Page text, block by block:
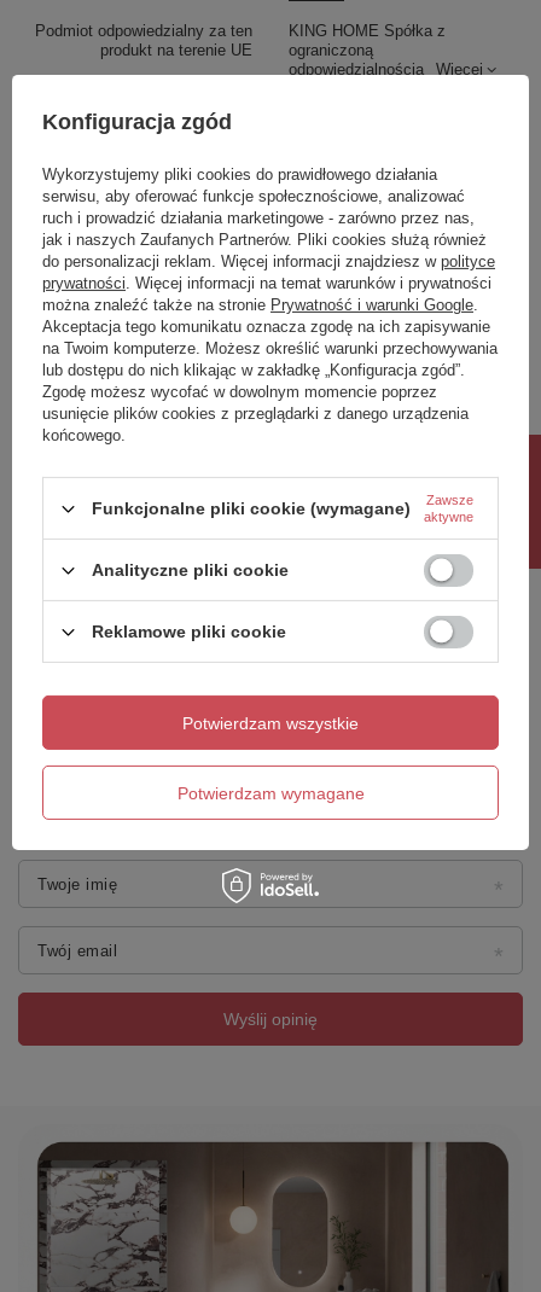
Podmiot odpowiedzialny za ten
produkt na terenie UE
KING HOME Spółka z
ograniczoną
odpowiedzialnością
Więcej
Szerokość 28
glebokosc 15
Potrzebujesz pomocy? Masz pytania?
Zadaj pytanie a my odpowiemy niezwłocznie,
najciekawsze pytania i odpowiedzi publikując
dla innych.
Zadaj pytanie
Twoja ocena:
5/5
Twoje imię
Twój email
Wyślij opinię
Konfiguracja zgód
Wykorzystujemy pliki cookies do prawidłowego działania
serwisu, aby oferować funkcje społecznościowe, analizować
ruch i prowadzić działania marketingowe - zarówno przez nas,
jak i naszych Zaufanych Partnerów. Pliki cookies służą również
do personalizacji reklam. Więcej informacji znajdziesz w polityce
prywatności . Więcej informacji na temat warunków i prywatności
można znaleźć także na stronie Prywatność i warunki Google
Akceptacja tego komunikatu oznacza zgodę na ich zapisywanie
na Twoim komputerze. Możesz określić warunki przechowywania
lub dostępu do nich klikając w zakładkę „Konfiguracja zgód”.
Zgodę możesz wycofać w dowolnym momencie poprzez
usunięcie plików cookies z przeglądarki z danego urządzenia
końcowego.
Funkcjonalne pliki cookie (wymagane)
Zawsze
aktywne
Analityczne pliki cookie
Reklamowe pliki cookie
Potwierdzam wymagane
Potwierdzam wszystkie